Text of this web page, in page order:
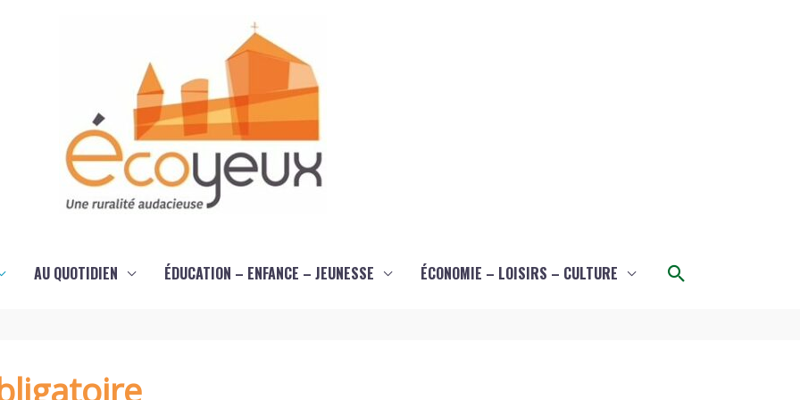
AU QUOTIDIEN ÉDUCATION – ENFANCE – JEUNESSE ÉCONOMIE – LOISIRS – CULTURE Rechercher